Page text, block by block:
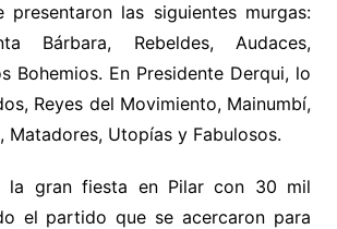
presentaron las siguientes murgas:
Bárbara, Rebeldes, Audaces,
Bohemios. En Presidente Derqui, lo
Reyes del Movimiento,Mainumbí,
Matadores, Utopías y Fabulosos.
la gran fiesta en Pilar con 30 mil
el partido que se acercaron para